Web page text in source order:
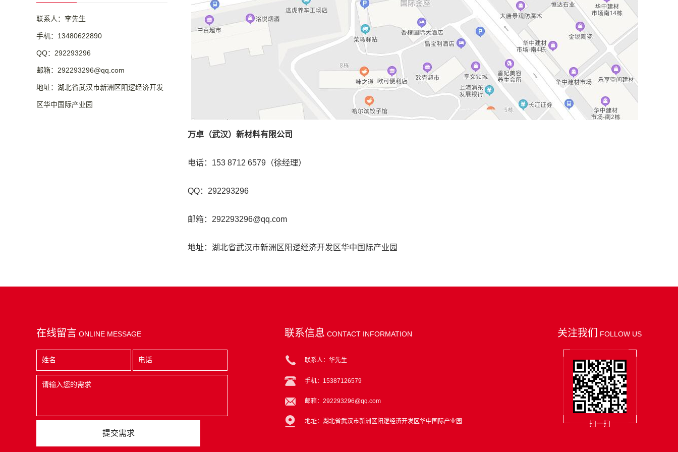
联系人：李先生
手机：13480622890
QQ：292293296
邮箱：292293296@qq.com
地址：湖北省武汉市新洲区阳逻经济开发
区华中国际产业园
万卓（武汉）新材料有限公司
电话：153 8712 6579（徐经理）
QQ：292293296
邮箱：292293296@qq.com
地址：湖北省武汉市新洲区阳逻经济开发区华中国际产业园
关注我们 FOLLOW US
扫一扫
在线留言 ONLINE MESSAGE 联系信息 CONTACT INFORMATION
联系人：华先生
手机：15387126579
邮箱：292293296@qq.com
地址：湖北省武汉市新洲区阳逻经济开发区华中国际产业园